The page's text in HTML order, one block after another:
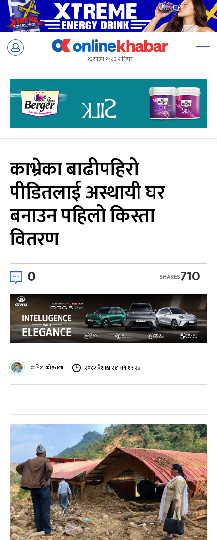
Skip
२३ साउन २०८३, शनिबार
काभ्रेका बाढीपहिरो
पीडितलाई अस्थायी घर
बनाउन पहिलो किस्ता
वितरण
0 710
SHARES
कपिल कोइराला २०८२ वैशाख २४ गते १५:२७